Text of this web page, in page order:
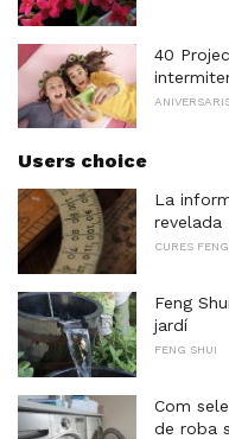
40
Users choice
La
revelada
CURES
Feng
jardí
FENG SHUI
Com
de roba